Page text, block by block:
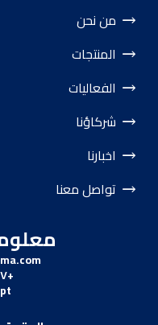
من نحن
المنتجات
الفعاليات
شركاؤنا
اخبارنا
تواصل معنا
com
+٢٠١٠٠١٢٣٤٥٦٧